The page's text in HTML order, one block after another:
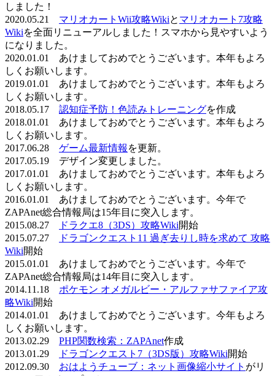
しました！
2020.05.21 マリオカートWii攻略Wikiと マリオカート7攻略
Wikiを全面リニューアルしました！スマホから見やすいよう
になりました。
2020.01.01 あけましておめでとうございます。本年もよろ
しくお願いします。
2019.01.01 あけましておめでとうございます。本年もよろ
しくお願いします。
2018.05.17 認知症予防！色読みトレーニングを作成
2018.01.01 あけましておめでとうございます。本年もよろ
しくお願いします。
2017.06.28 ゲーム最新情報 を更新。
2017.05.19 デザイン変更しました。
2017.01.01 あけましておめでとうございます。本年もよろ
しくお願いします。
2016.01.01 あけましておめでとうございます。今年で
ZAPAnet総合情報局は15年目に突入します。
2015.08.27
ドラクエ8（3DS）攻略Wiki開始
2015.07.27
ドラゴンクエスト11 過ぎ去りし時を求めて 攻略
Wiki開始
2015.01.01 あけましておめでとうございます。今年で
ZAPAnet総合情報局は14年目に突入します。
2014.11.18 ポケモン オメガルビー・アルファサファイア攻
略Wiki開始
2014.01.01 あけましておめでとうございます。今年もよろ
しくお願いします。
2013.02.29 PHP関数検索：ZAPAnet作成
2013.01.29
ドラゴンクエスト7（3DS版）攻略Wiki開始
2012.09.30 おはようチューブ：ネット画像縮小サイト がリ